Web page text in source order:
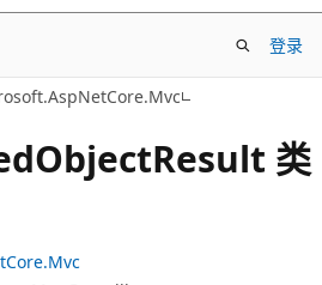
登录
ObjectResult 类